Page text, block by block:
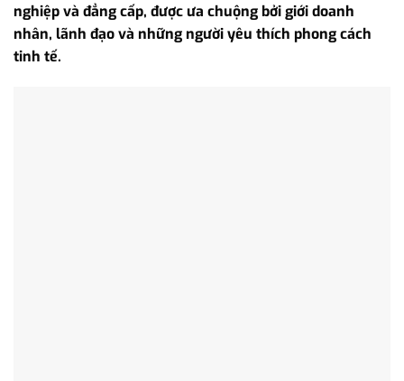
nghiệp và đẳng cấp, được ưa chuộng bởi giới doanh
nhân, lãnh đạo và những người yêu thích phong cách
tinh tế.